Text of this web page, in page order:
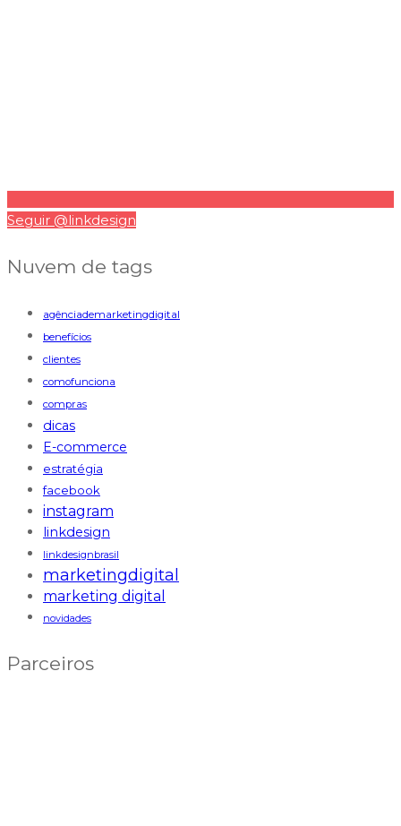
Seguir @linkdesign
Nuvem de tags
agênciademarketingdigital
benefícios
clientes
comofunciona
compras
dicas
E-commerce
estratégia
facebook
instagram
linkdesign
linkdesignbrasil
marketingdigital
marketing digital
novidades
Parceiros